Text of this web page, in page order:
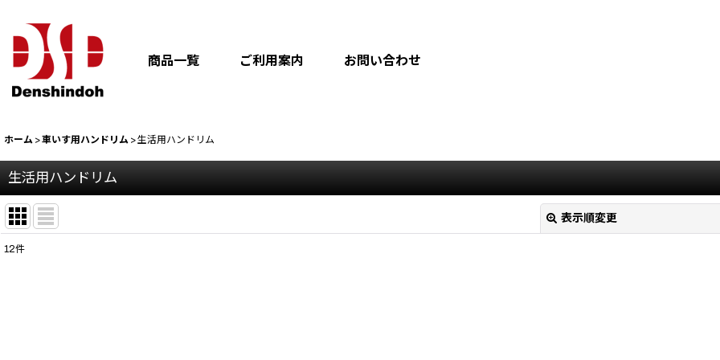
商品一覧 ご利用案内 お問い合わせ
ホーム >車いす用ハンドリム >生活用ハンドリム
生活用ハンドリム
表示順変更
12件